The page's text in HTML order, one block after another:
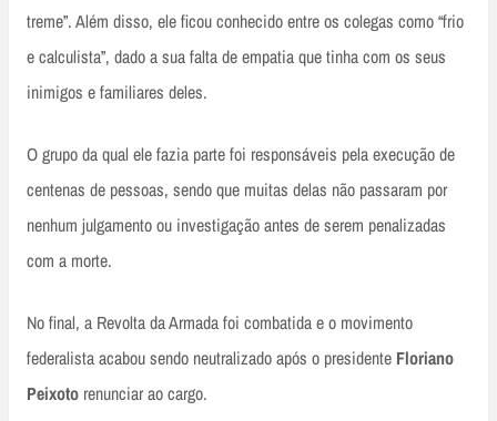
treme”. Além disso, ele ficou conhecido entre os colegas como “frio
e calculista”, dado a sua falta de empatia que tinha com os seus
inimigos e familiares deles.
O grupo da qual ele fazia parte foi responsáveis pela execução de
centenas de pessoas, sendo que muitas delas não passaram por
nenhum julgamento ou investigação antes de serem penalizadas
com a morte.
No final, a Revolta da Armada foi combatida e o movimento
federalista acabou sendo neutralizado após o presidente Floriano
Peixoto renunciar ao cargo.